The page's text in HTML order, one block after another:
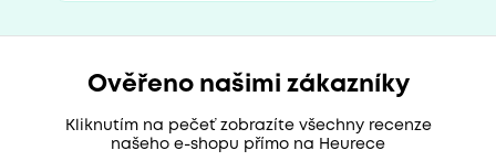
Ověřeno našimi zákazníky
Kliknutím na pečeť zobrazíte všechny recenze
našeho e-shopu přímo na Heurece